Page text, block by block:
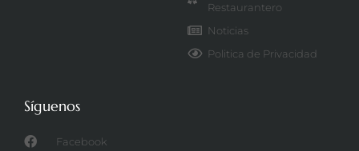
Restaurantero
Noticias
Politica de Privacidad
Síguenos
Facebook